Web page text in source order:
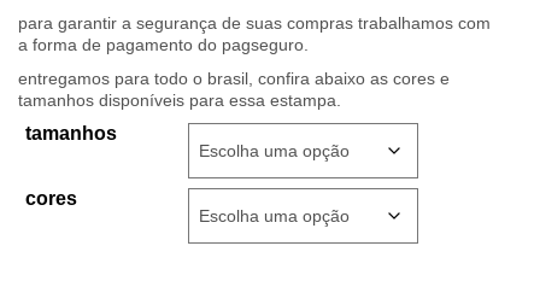
para garantir a segurança de suas compras trabalhamos com
a forma de pagamento do pagseguro.
entregamos para todo o brasil, confira abaixo as cores e
tamanhos disponíveis para essa estampa.
tamanhos
cores